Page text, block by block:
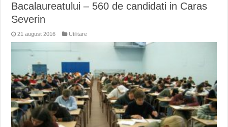
Bacalaureatului – 560 de candidati in Caras
Severin
21 august 2016 Utilitare